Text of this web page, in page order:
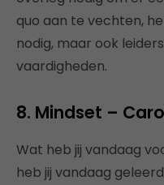
quo aan te vechten,
nodig, maar ook
vaardigheden.
8. Mindset –
Wat heb jij vandaag
heb jij vandaag